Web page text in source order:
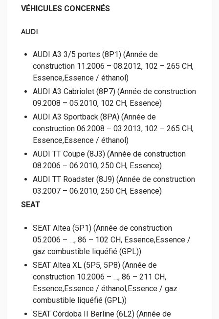
VÉHICULES CONCERNÉS
AUDI
AUDI A3 3/5 portes (8P1) (Année de
construction 11.2006 – 08.2012, 102 – 265 CH,
Essence,Essence / éthanol)
AUDI A3 Cabriolet (8P7) (Année de construction
09.2008 – 05.2010, 102 CH, Essence)
AUDI A3 Sportback (8PA) (Année de
construction 06.2008 – 03.2013, 102 – 265 CH,
Essence,Essence / éthanol)
AUDI TT Coupe (8J3) (Année de construction
08.2006 – 06.2010, 250 CH, Essence)
AUDI TT Roadster (8J9) (Année de construction
03.2007 – 06.2010, 250 CH, Essence)
SEAT
SEAT Altea (5P1) (Année de construction
05.2006 – …, 86 – 102 CH, Essence,Essence /
gaz combustible liquéfié (GPL))
SEAT Altea XL (5P5, 5P8) (Année de
construction 10.2006 – …, 86 – 211 CH,
Essence,Essence / éthanol,Essence / gaz
combustible liquéfié (GPL))
SEAT Córdoba II Berline (6L2) (Année de